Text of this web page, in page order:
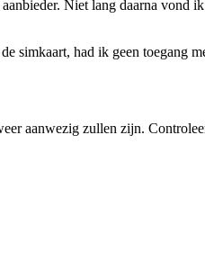
Niet lang daarna vond
simkaart, had ik geen toegang
aanwezig zullen zijn.